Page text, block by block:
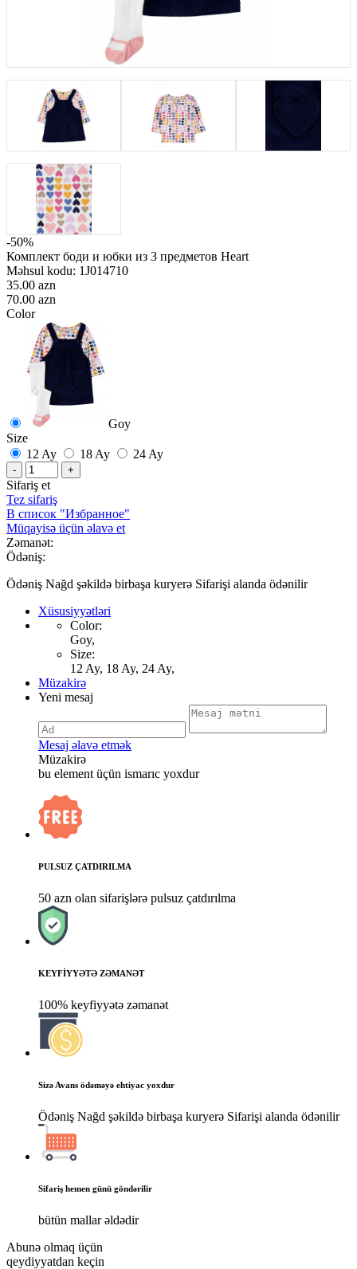
-50%
Комплект боди и юбки из 3 предметов Heart
Məhsul kodu: 1J014710
35.00 azn
70.00 azn
Color
Goy
Size
12 Ay
18 Ay 24 Ay
- +
Sifariş et
Tez sifariş
В список "Избранное"
Müqayisə üçün əlavə et
Zəmanət:
Ödəniş:
Ödəniş Nağd şəkildə birbaşa kuryerə Sifarişi alanda ödənilir
Xüsusiyyətləri
Color:
Goy,
Size:
12 Ay, 18 Ay, 24 Ay,
Müzakirə
Yeni mesaj
Mesaj əlavə etmək
Müzakirə
bu element üçün ismarıc yoxdur
PULSUZ ÇATDIRILMA
50 azn olan sifarişlərə pulsuz çatdırılma
KEYFİYYƏTƏ ZƏMANƏT
100% keyfiyyətə zəmanət
Sizə Avans ödəməyə ehtiyac yoxdur
Ödəniş Nağd şəkildə birbaşa kuryerə Sifarişi alanda ödənilir
Sifariş hemen günü göndərilir
bütün mallar əldədir
Abunə olmaq üçün
qeydiyyatdan keçin